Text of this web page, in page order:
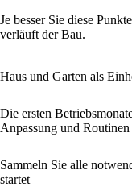
Je besser Sie diese
verläuft der Bau.
Haus und Garten als
Die ersten
Anpassung und Routinen
Sammeln Sie alle
startet